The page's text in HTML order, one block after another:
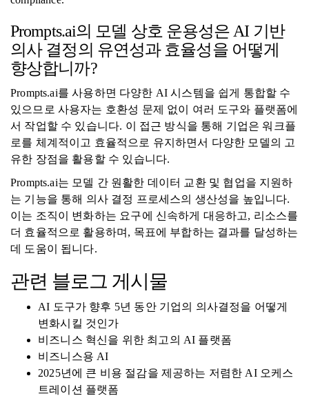
Prompts.ai의 모델 상호 운용성은 AI 기반
의사 결정의 유연성과 효율성을 어떻게
향상합니까?
Prompts.ai를 사용하면 다양한 AI 시스템을 쉽게 통합할 수
있으므로 사용자는 호환성 문제 없이 여러 도구와 플랫폼에
서 작업할 수 있습니다. 이 접근 방식을 통해 기업은 워크플
로를 체계적이고 효율적으로 유지하면서 다양한 모델의 고
유한 장점을 활용할 수 있습니다.
Prompts.ai는 모델 간 원활한 데이터 교환 및 협업을 지원하
는 기능을 통해 의사 결정 프로세스의 생산성을 높입니다.
이는 조직이 변화하는 요구에 신속하게 대응하고, 리소스를
더 효율적으로 활용하며, 목표에 부합하는 결과를 달성하는
데 도움이 됩니다.
관련 블로그 게시물
AI 도구가 향후 5년 동안 기업의 의사결정을 어떻게
변화시킬 것인가
비즈니스 혁신을 위한 최고의 AI 플랫폼
비즈니스용 AI
2025년에 큰 비용 절감을 제공하는 저렴한 AI 오케스
트레이션 플랫폼